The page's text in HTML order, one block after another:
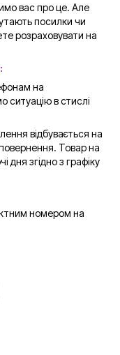
вас про це. Але
посилки чи
розраховувати на
на
ситуацію в стислі
відбувається на
Товар на
дня згідно з графіку
номером на